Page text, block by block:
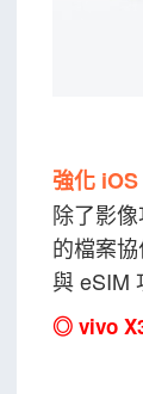
強化
除了影
的檔案
與 eSIM
◎ vivo